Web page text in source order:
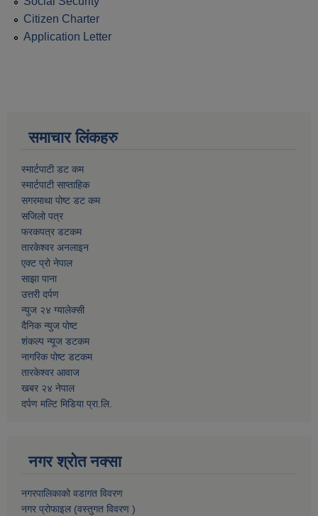
Citizen Charter
Application Letter
समाचार लिंकहरु
स्मार्टपाटी डट कम
स्मार्टपाटी साप्ताहिक
सगरमाथा पोष्ट डट कम
सजिलो पत्र
फरकपत्र डटकम
तारकेश्वर अनलाइन
एक्ट प्रो नेपाल
साझा पाना
उत्तरी दर्पण
न्युज २४ ग्यालेक्सी
दैनिक न्युज पोष्ट
शंकल्प न्यूज डटकम
नागरिक पोष्ट डटकम
तारकेश्वर आवाज
खबर २४ नेपाल
दर्पण मल्टि मिडिया प्रा.लि.
नगर श्रोत नक्सा
नगरपालिकाको वडागत विवरण
नगर प्रोफाइल (वस्तुगत विवरण )